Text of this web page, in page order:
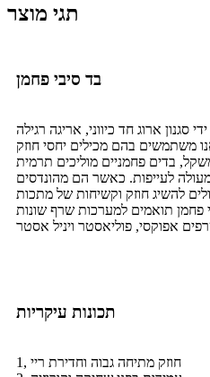
תגי מוצר
בד סיבי פחמן
סגנון ארוג חד כיווני, אריגה רגילה
משתמשים בהם מכילים יחסי חוזק
בדים פחמניים מוליכים תרמית
לעייפות. כאשר הם מהונדסים
להשיג חוזק וקשיחות של מתכות
פחמן תואמים למערכות שרף שונות
תכונות עיקריות
1, חוזק מתיחה גבוה וחדירת ריי